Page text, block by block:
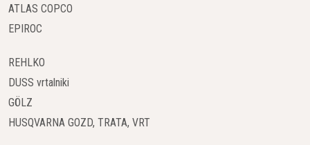
ATLAS COPCO
EPIROC
REHLKO
DUSS vrtalniki
GÖLZ
HUSQVARNA GOZD, TRATA, VRT